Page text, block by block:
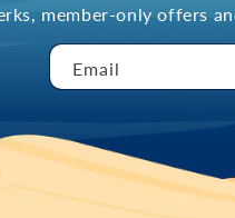
member-only offers
Email